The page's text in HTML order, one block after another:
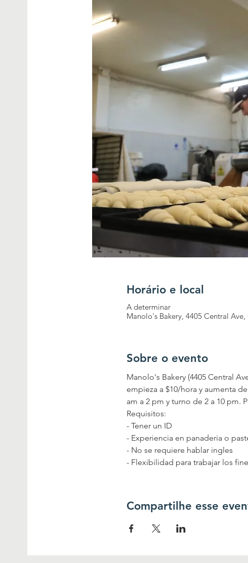
Horário e local
A determinar
Manolo's Bakery, 4405 Central
Sobre o evento
Manolo's Bakery (4405 Central
empieza a $10/hora y aumenta
am a 2 pm y turno de 2 a 10 pm.
Requisitos:
- Tener un ID
- Experiencia en panaderia o
- No se requiere hablar ingles
- Flexibilidad para trabajar los
Compartilhe esse